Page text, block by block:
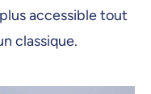
accessible tout
classique.